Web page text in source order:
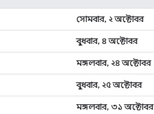
সোমবার, ২ অক্টোবর
বুধবার, ৪ অক্টোবর
মঙ্গলবার, ২৪ অক্টোবর
বুধবার, ২৫ অক্টোবর
মঙ্গলবার, ৩১ অক্টোবর